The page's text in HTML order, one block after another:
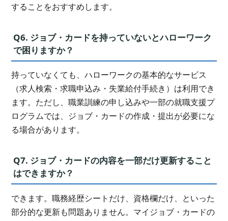
することをおすすめします。
Q6. ジョブ・カードを持っていないとハローワーク
で困りますか？
持っていなくても、ハローワークの基本的なサービス
（求人検索・求職申込み・失業給付手続き）は利用でき
ます。ただし、職業訓練の申し込みや一部の就職支援プ
ログラムでは、ジョブ・カードの作成・提出が必要にな
る場合があります。
Q7. ジョブ・カードの内容を一部だけ更新すること
はできますか？
できます。職務経歴シートだけ、資格欄だけ、といった
部分的な更新も問題ありません。マイジョブ・カードの